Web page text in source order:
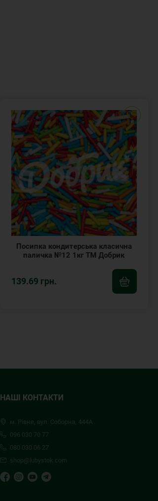
Посипка кондитерська класична
паличка №12 1кг ТМ Добрик
139.69 грн.
НАШІ КОНТАКТИ
м. Рівне, вул. Соборна, 444А
096 030 70 77
080 030 06 27
shop@lubystok.com